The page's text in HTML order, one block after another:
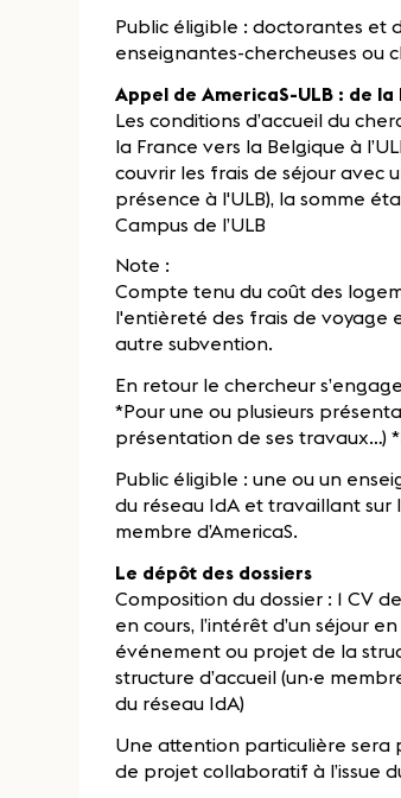
Public éligible : doctorantes et
enseignantes-chercheuses ou
Appel de AmericaS-ULB : de
Les conditions d’accueil du
la France vers la Belgique à
couvrir les frais de séjour avec
présence à l'ULB), la somme
Campus de l’ULB
Note :
Compte tenu du coût des
l'entièreté des frais de voyage
autre subvention.
En retour le chercheur
*Pour une ou plusieurs
présentation de ses travaux…)
Public éligible : une ou un
du réseau IdA et travaillant
membre d’AmericaS.
Le dépôt des dossiers
Composition du dossier : 1 CV
en cours, l’intérêt d’un séjour
événement ou projet de la
structure d’accueil (un‧e
du réseau IdA)
Une attention particulière
de projet collaboratif à l’issue